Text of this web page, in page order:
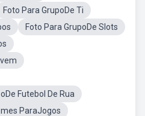
Foto Para GrupoDe Ti
Foto Para GrupoDe Slots
Futebol De Rua
ParaJogos